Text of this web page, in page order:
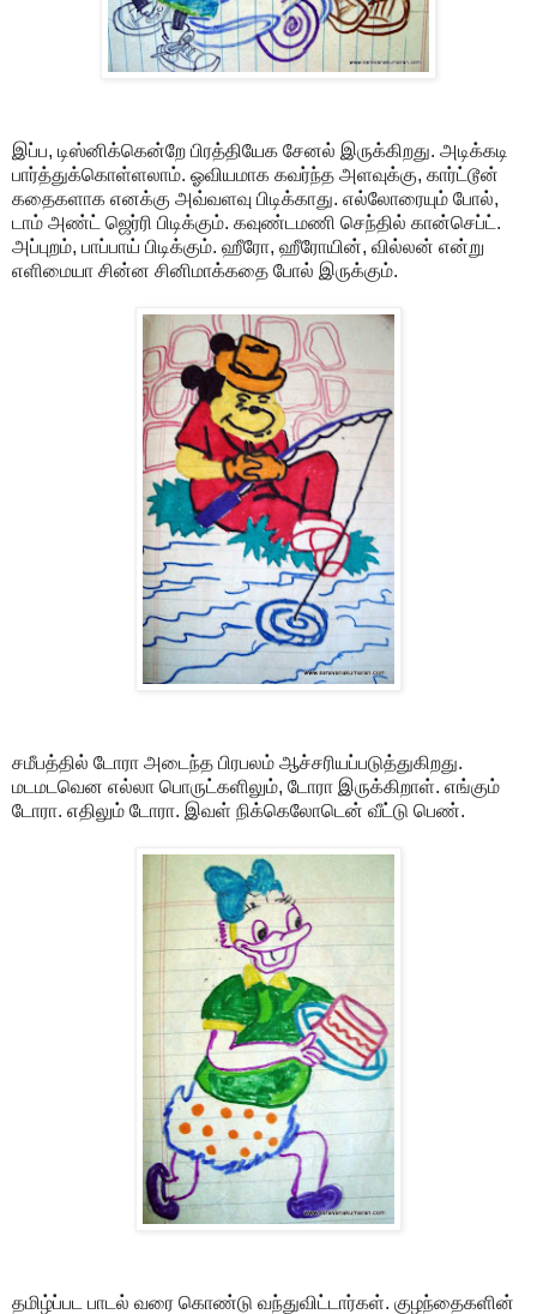
இப்ப, டிஸ்னிக்கென்றே பிரத்தியேக சேனல் இருக்கிறது. அடிக்கடி
பார்த்துக்கொள்ளலாம். ஓவியமாக கவர்ந்த அளவுக்கு, கார்ட்டூன்
கதைகளாக எனக்கு அவ்வளவு பிடிக்காது. எல்லோரையும் போல்,
டாம் அண்ட் ஜெர்ரி பிடிக்கும். கவுண்டமணி செந்தில் கான்செப்ட்.
அப்புறம், பாப்பாய் பிடிக்கும். ஹீரோ, ஹீரோயின், வில்லன் என்று
எளிமையா சின்ன சினிமாக்கதை போல் இருக்கும்.
சமீபத்தில் டோரா அடைந்த பிரபலம் ஆச்சரியப்படுத்துகிறது.
மடமடவென எல்லா பொருட்களிலும், டோரா இருக்கிறாள். எங்கும்
டோரா. எதிலும் டோரா. இவள் நிக்கெலோடென் வீட்டு பெண்.
தமிழ்ப்பட பாடல் வரை கொண்டு வந்துவிட்டார்கள். குழந்தைகளின்